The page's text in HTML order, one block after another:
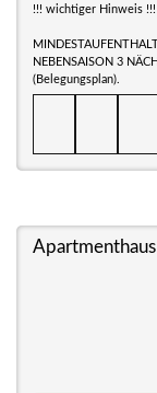
!!! wichtiger Hinweis !!!
NEBENSAISON 3
(Belegungsplan).